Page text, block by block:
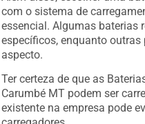
com o sistema de
essencial. Algumas baterias
específicos, enquanto
aspecto.
Ter certeza de que as
Carumbé MT podem ser
existente na empresa pode
carregadores.